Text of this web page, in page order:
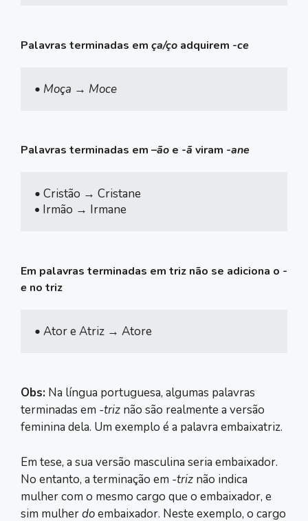
Palavras terminadas em ça/ço adquirem -ce
• Moça → Moce
Palavras terminadas em –ão e -ãviram -ane
• Cristão → Cristane
• Irmão → Irmane
Em palavras terminadas em triz não se adiciona o -
e no triz
• Ator e Atriz → Atore
Obs: Na língua portuguesa, algumas palavras
terminadas em -triz não são realmente a versão
feminina dela. Um exemplo é a palavra embaixatriz.
Em tese, a sua versão masculina seria embaixador.
No entanto, a terminação em -triz não indica
mulher com o mesmo cargo que o embaixador, e
sim mulherdoembaixador. Neste exemplo, o cargo